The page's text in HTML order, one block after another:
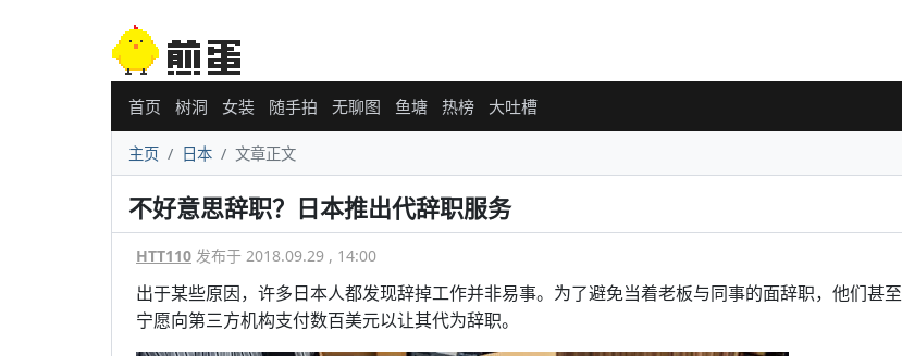
首页 树洞 女装 随手拍 无聊图 鱼塘 热榜 大吐槽
主页 日本 文章正文
不好意思辞职？日本推出代辞职服务
HTT110 发布于 2018.09.29 , 14:00
出于某些原因，许多日本人都发现辞掉工作并非易事。为了避免当着老板与同事的面辞职，他们甚至
宁愿向第三方机构支付数百美元以让其代为辞职。